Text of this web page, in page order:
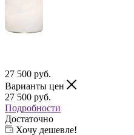
27 500 руб.
Варианты цен
27 500 руб.
Подробности
Достаточно
Хочу дешевле!